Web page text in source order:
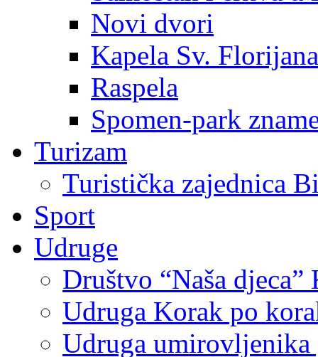
Novi dvori
Kapela Sv. Florijana
Raspela
Spomen-park
Turizam
Turistička zajednica
Sport
Udruge
Društvo “Naša djeca”
Udruga Korak po
Udruga umirovljenika